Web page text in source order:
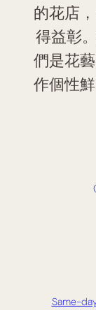
的花店
得益彰
們是花
作個性
Same-